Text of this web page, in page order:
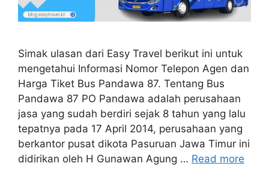
Simak ulasan dari Easy Travel berikut ini untuk
mengetahui Informasi Nomor Telepon Agen dan
Harga Tiket Bus Pandawa 87. Tentang Bus
Pandawa 87 PO Pandawa adalah perusahaan
jasa yang sudah berdiri sejak 8 tahun yang lalu
tepatnya pada 17 April 2014, perusahaan yang
berkantor pusat dikota Pasuruan Jawa Timur ini
didirikan oleh H Gunawan Agung … Read more